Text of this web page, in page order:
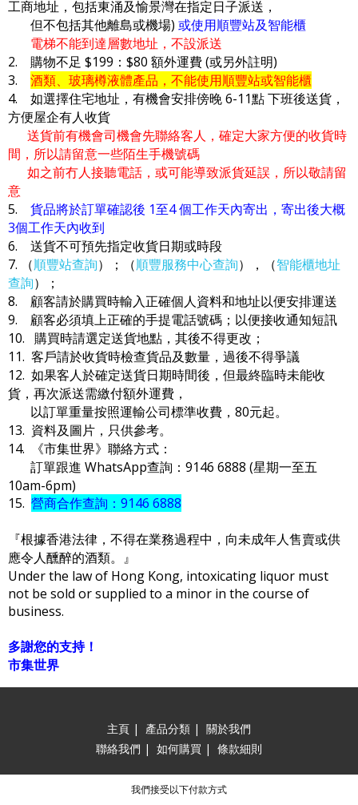
工商地址，包括東涌及愉景灣在指定日子派送，
但不包括其他離島或機場) 或使用順豐站及智能櫃
電梯不能到達層數地址，不設派送
2. 購物不足 $199：$80 額外運費 (或另外註明)
3. 酒類、玻璃樽液體產品，不能使用順豐站或智能櫃
4. 如選擇住宅地址，有機會安排傍晚 6-11點 下班後送貨，
方便屋企有人收貨
送貨前有機會司機會先聯絡客人，確定大家方便的收貨時
間，所以請留意一些陌生手機號碼
如之前冇人接聽電話，或可能導致派貨延誤，所以敬請留
意
5. 貨品將於訂單確認後 1至4 個工作天內寄出，寄出後大概
3個工作天內收到
6. 送貨不可預先指定收貨日期或時段
7. （順豐站查詢）；（順豐服務中心查詢），（智能櫃地址
查詢）；
8. 顧客請於購買時輸入正確個人資料和地址以便安排運送
9. 顧客必須填上正確的手提電話號碼；以便接收通知短訊
10. 購買時請選定送貨地點，其後不得更改；
11. 客戶請於收貨時檢查貨品及數量，過後不得爭議
12. 如果客人於確定送貨日期時間後，但最終臨時未能收
貨，再次派送需繳付額外運費，
以訂單重量按照運輸公司標準收費，80元起。
13. 資料及圖片，只供參考。
14. 《市集世界》聯絡方式：
訂單跟進 WhatsApp查詢：9146 6888 (星期一至五
10am-6pm)
15. 營商合作查詢：9146 6888
『根據香港法律，不得在業務過程中，向未成年人售賣或供
應令人醺醉的酒類。』
Under the law of Hong Kong, intoxicating liquor must
not be sold or supplied to a minor in the course of
business.
多謝您的支持！
市集世界
主頁 | 產品分類 | 關於我們
聯絡我們 | 如何購買 | 條款細則
我們接受以下付款方式